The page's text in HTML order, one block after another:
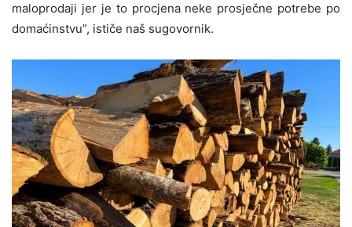
maloprodaji jer je to procjena neke prosječne potrebe po
domaćinstvu”, ističe naš sugovornik.